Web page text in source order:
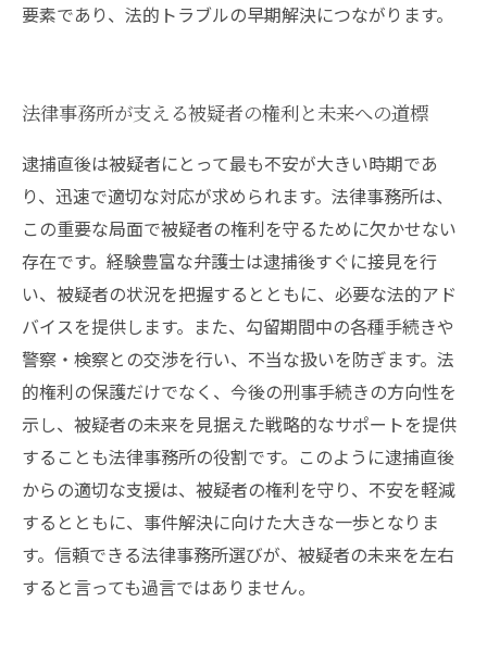
要素であり、法的トラブルの早期解決につながります。
法律事務所が支える被疑者の権利と未来への道標
逮捕直後は被疑者にとって最も不安が大きい時期であ
り、迅速で適切な対応が求められます。法律事務所は、
この重要な局面で被疑者の権利を守るために欠かせない
存在です。経験豊富な弁護士は逮捕後すぐに接見を行
い、被疑者の状況を把握するとともに、必要な法的アド
バイスを提供します。また、勾留期間中の各種手続きや
警察・検察との交渉を行い、不当な扱いを防ぎます。法
的権利の保護だけでなく、今後の刑事手続きの方向性を
示し、被疑者の未来を見据えた戦略的なサポートを提供
することも法律事務所の役割です。このように逮捕直後
からの適切な支援は、被疑者の権利を守り、不安を軽減
するとともに、事件解決に向けた大きな一歩となりま
す。信頼できる法律事務所選びが、被疑者の未来を左右
すると言っても過言ではありません。